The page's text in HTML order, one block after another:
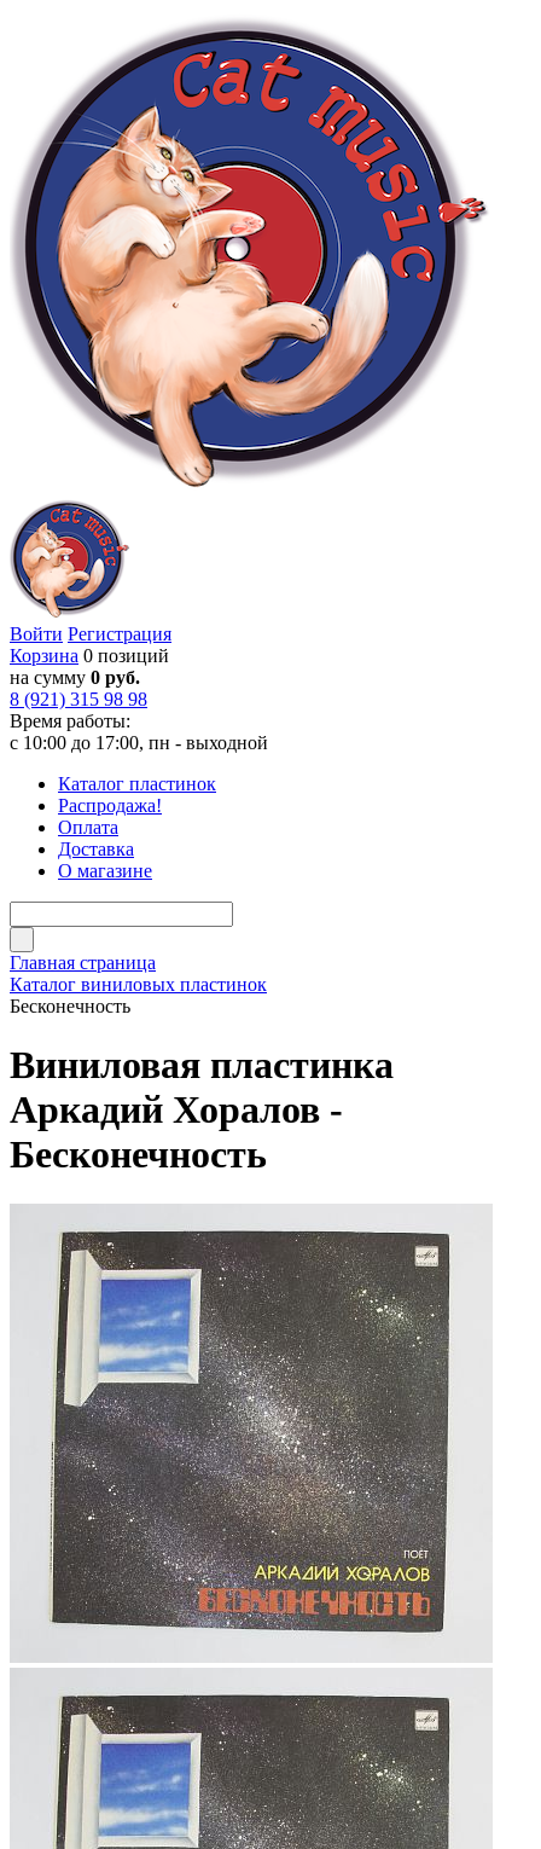
Войти Регистрация
Корзина 0 позиций
на сумму 0 руб.
8 (921) 315 98 98
Время работы:
с 10:00 до 17:00, пн - выходной
Каталог пластинок
Распродажа!
Оплата
Доставка
О магазине
Главная страница
Каталог виниловых пластинок
Бесконечность
Виниловая пластинка
Аркадий Хоралов -
Бесконечность